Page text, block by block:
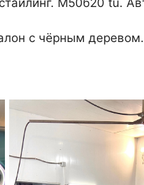
с чёрным